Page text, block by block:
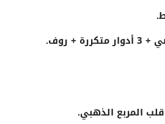
+ روف.
المربع الذهبي.